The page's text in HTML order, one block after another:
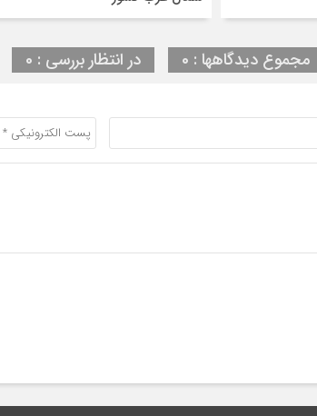
مجموع دیدگاهها : 0 در انتظار بررسی : 0